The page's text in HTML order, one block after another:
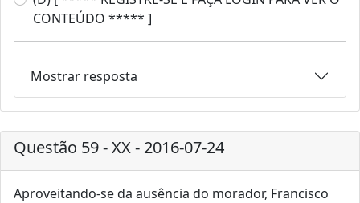
CONTEÚDO ***** ]
Mostrar resposta
Questão 59 - XX - 2016-07-24
Aproveitando-se da ausência do morador, Francisco